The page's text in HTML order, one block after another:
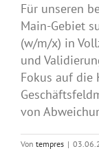
Für unseren
Main-Gebiet
(w/m/x) in
und
Fokus auf die
von
Von tempres |